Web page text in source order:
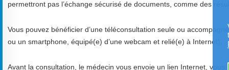
permettront pas l’échange sécurisé de documents, comme des
Vous pouvez bénéficier d’une téléconsultation seule ou
ou un smartphone, équipé(e) d’une webcam et relié(e) à Internet).
Avant la consultation, le médecin vous envoie un lien Internet,